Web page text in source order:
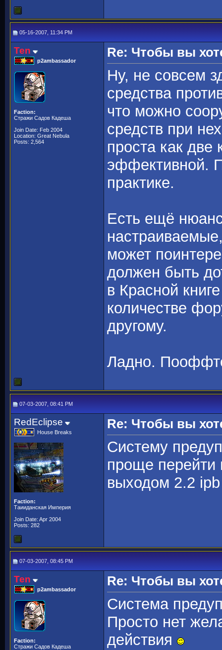
05-16-2007, 11:34 PM
Ten
p2ambassador
Faction:
Стражи Садов Кадеша
Join Date: Feb 2004
Location: Great Nebula
Posts: 2,564
Re: Чтобы вы
Ну, не совсем
средства
что можно
средств при
проста как две
эффективной.
практике.
Есть ещё
может
должен быть
в Красной
количестве
другому.
Ладно.
07-03-2007, 08:41 PM
RedEclipse
House Breaks
Faction:
Таииданская Империя
Join Date: Apr 2004
Posts: 282
Re: Чтобы вы
Систему
проще
выходом 2.2
07-03-2007, 08:45 PM
Ten
p2ambassador
Faction:
Стражи Садов Кадеша
Re: Чтобы вы
Система
Просто нет
действия